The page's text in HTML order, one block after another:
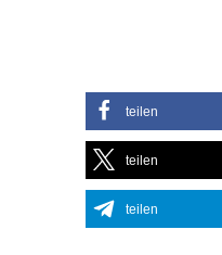
teilen
teilen
teilen